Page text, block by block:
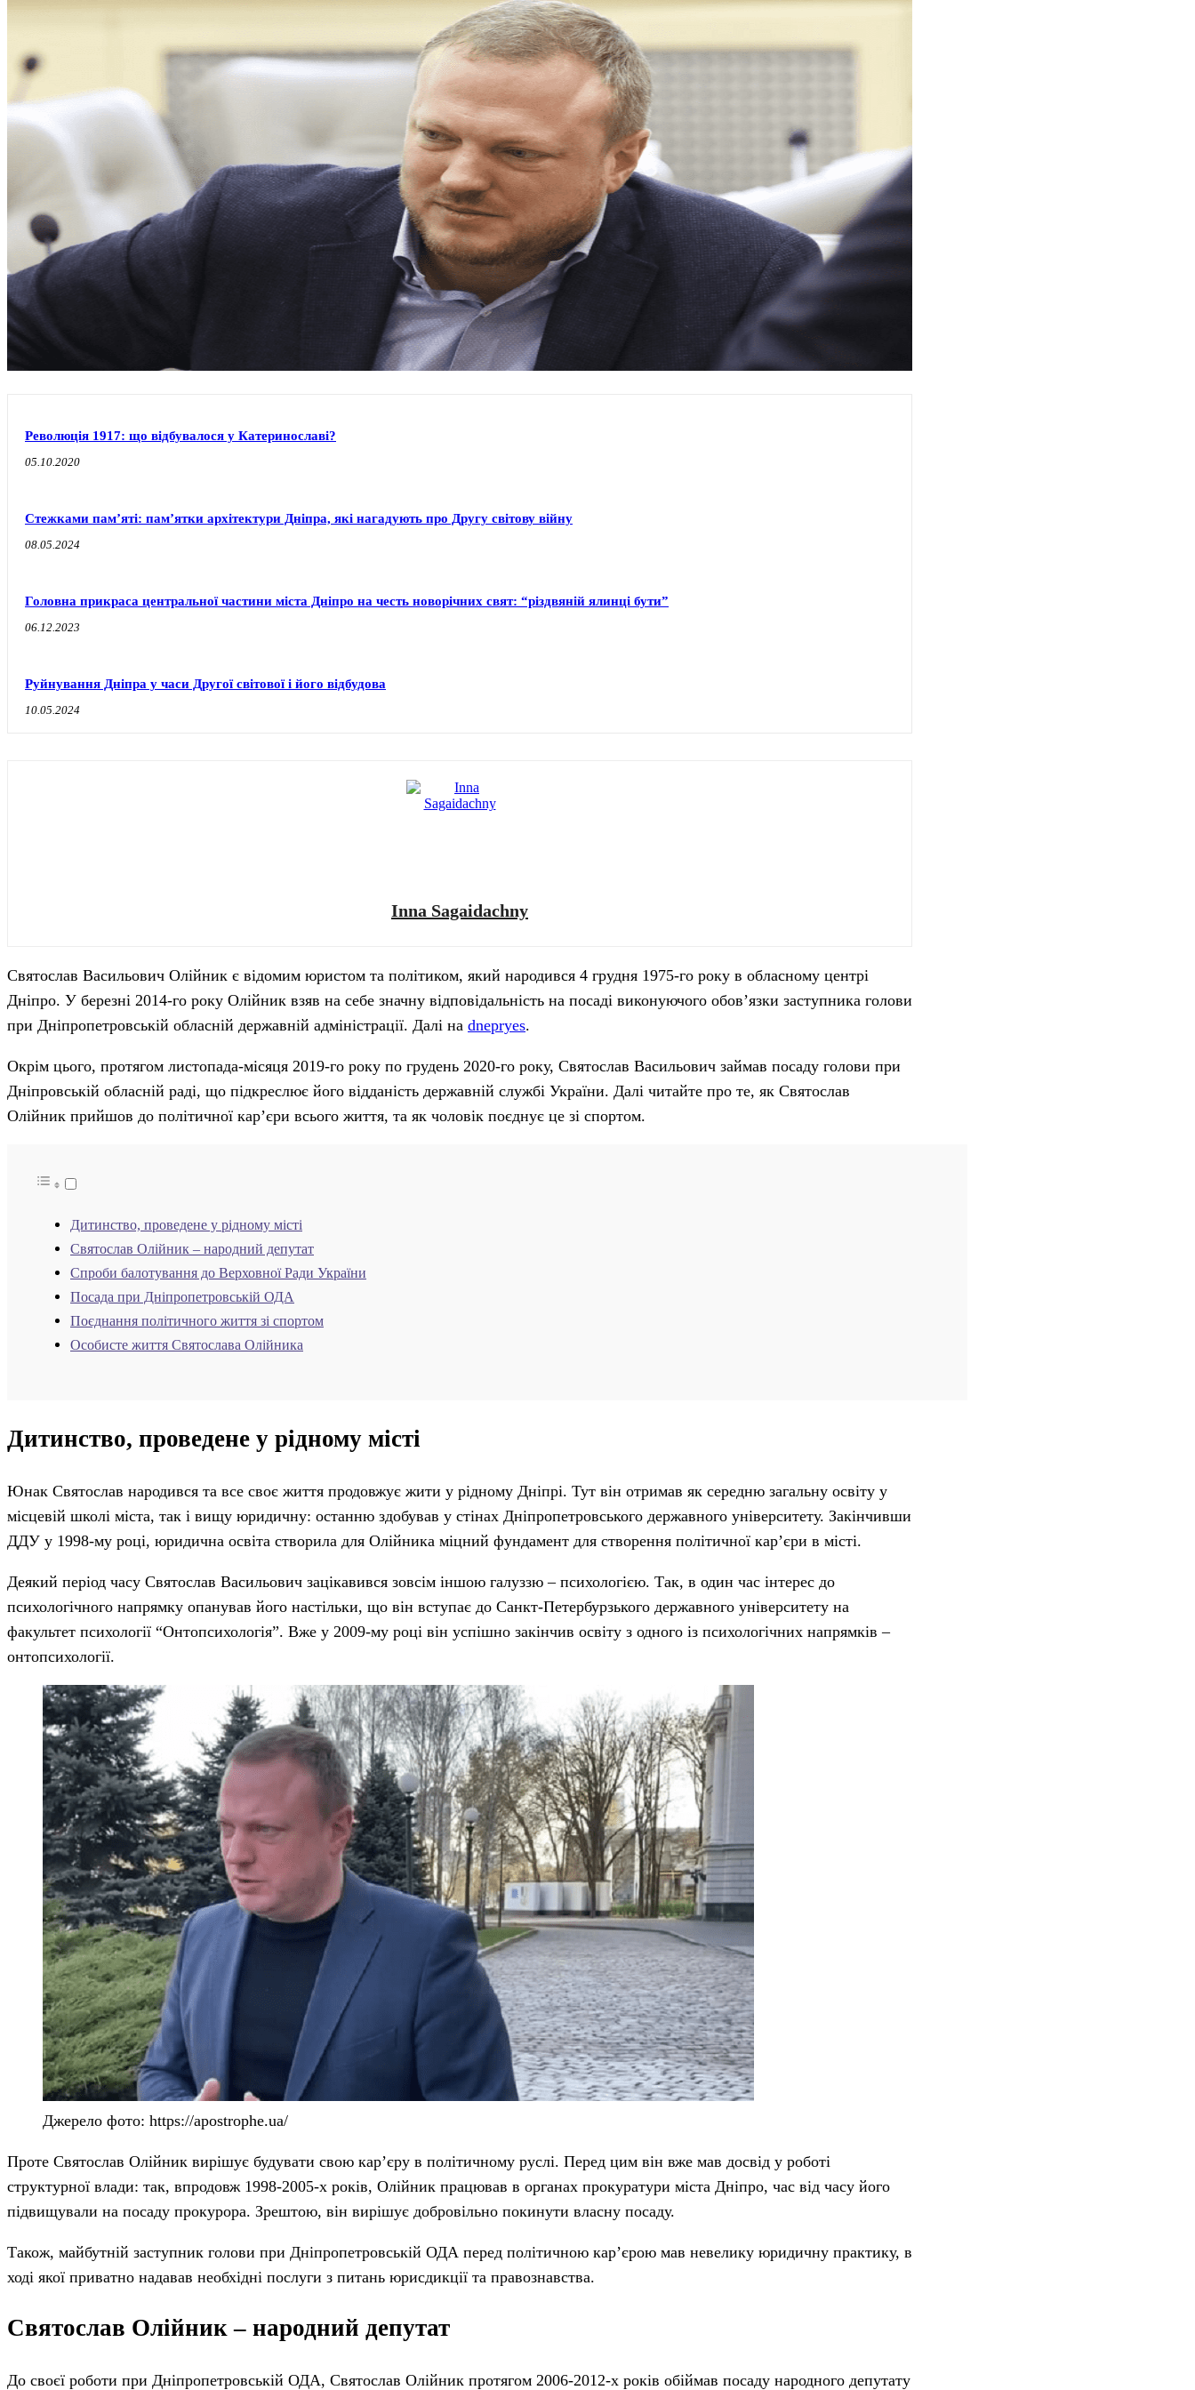
Революція 1917: що відбувалося у Катеринославі?
05.10.2020
Стежками пам’яті: пам’ятки архітектури Дніпра, які нагадують про Другу світову війну
08.05.2024
Головна прикраса центральної частини міста Дніпро на честь новорічних свят: “різдвяній ялинці бути”
06.12.2023
Руйнування Дніпра у часи Другої світової і його відбудова
10.05.2024
Inna Sagaidachny
Святослав Васильович Олійник є відомим юристом та політиком, який народився 4 грудня 1975-го року в обласному центрі
Дніпро. У березні 2014-го року Олійник взяв на себе значну відповідальність на посаді виконуючого обов’язки заступника голови
при Дніпропетровській обласній державній адміністрації. Далі на dnepryes.
Окрім цього, протягом листопада-місяця 2019-го року по грудень 2020-го року, Святослав Васильович займав посаду голови при
Дніпровській обласній раді, що підкреслює його відданість державній службі України. Далі читайте про те, як Святослав
Олійник прийшов до політичної кар’єри всього життя, та як чоловік поєднує це зі спортом.
Дитинство, проведене у рідному місті
Святослав Олійник – народний депутат
Спроби балотування до Верховної Ради України
Посада при Дніпропетровській ОДА
Поєднання політичного життя зі спортом
Особисте життя Святослава Олійника
Дитинство, проведене у рідному місті
Юнак Святослав народився та все своє життя продовжує жити у рідному Дніпрі. Тут він отримав як середню загальну освіту у
місцевій школі міста, так і вищу юридичну: останню здобував у стінах Дніпропетровського державного університету. Закінчивши
ДДУ у 1998-му році, юридична освіта створила для Олійника міцний фундамент для створення політичної кар’єри в місті.
Деякий період часу Святослав Васильович зацікавився зовсім іншою галуззю – психологією. Так, в один час інтерес до
психологічного напрямку опанував його настільки, що він вступає до Санкт-Петербурзького державного університету на
факультет психології “Онтопсихологія”. Вже у 2009-му році він успішно закінчив освіту з одного із психологічних напрямків –
онтопсихології.
Джерело фото: https://apostrophe.ua/
Проте Святослав Олійник вирішує будувати свою кар’єру в політичному руслі. Перед цим він вже мав досвід у роботі
структурної влади: так, впродовж 1998-2005-х років, Олійник працював в органах прокуратури міста Дніпро, час від часу його
підвищували на посаду прокурора. Зрештою, він вирішує добровільно покинути власну посаду.
Також, майбутній заступник голови при Дніпропетровській ОДА перед політичною кар’єрою мав невелику юридичну практику, в
ході якої приватно надавав необхідні послуги з питань юрисдикції та правознавства.
Святослав Олійник – народний депутат
До своєї роботи при Дніпропетровській ОДА, Святослав Олійник протягом 2006-2012-х років обіймав посаду народного депутату